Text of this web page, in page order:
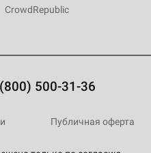
CrowdRepublic
500-31-36
Публичная оферта